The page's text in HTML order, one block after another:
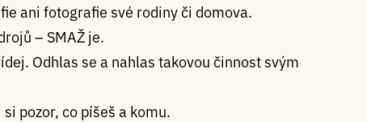
ani fotografie své rodiny či domova.
– SMAŽ je.
Odhlas se a nahlas takovou činnost svým
pozor, co píšeš a komu.